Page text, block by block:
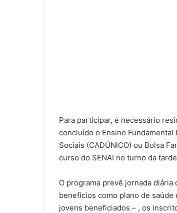
Para participar, é necessário
concluído o Ensino
Sociais (CADÚNICO) ou Bolsa
curso do SENAI no turno da
O programa prevê jornada
benefícios como plano de saúde
jovens beneficiados – , os